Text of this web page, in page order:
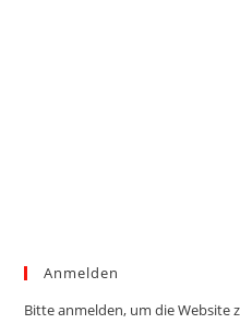
Anmelden
Bitte anmelden, um die Website